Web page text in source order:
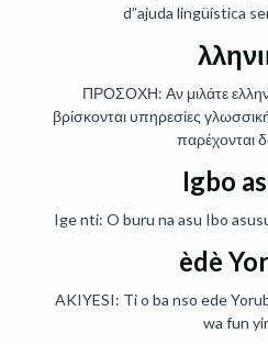
d”ajuda lingüística
ΠΡΟΣΟΧΗ: Αν μιλάτε
βρίσκονται υπηρεσίες
παρέχονται
Igbo
Ige nti: O buru na asu Ibo
èdè
AKIYESI: Ti o ba nso ede
wa fun